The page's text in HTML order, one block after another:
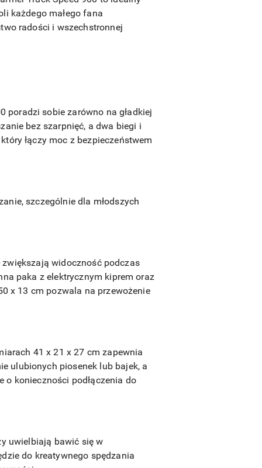
każdego małego fana
radości i wszechstronnej
poradzi sobie zarówno na gładkiej
bez szarpnięć, a dwa biegi i
łączy moc z bezpieczeństwem
szczególnie dla młodszych
zwiększają widoczność podczas
paka z elektrycznym kiprem oraz
x 13 cm pozwala na przewożenie
41 x 21 x 27 cm zapewnia
ulubionych piosenek lub bajek, a
konieczności podłączenia do
uwielbiają bawić się w
do kreatywnego spędzania